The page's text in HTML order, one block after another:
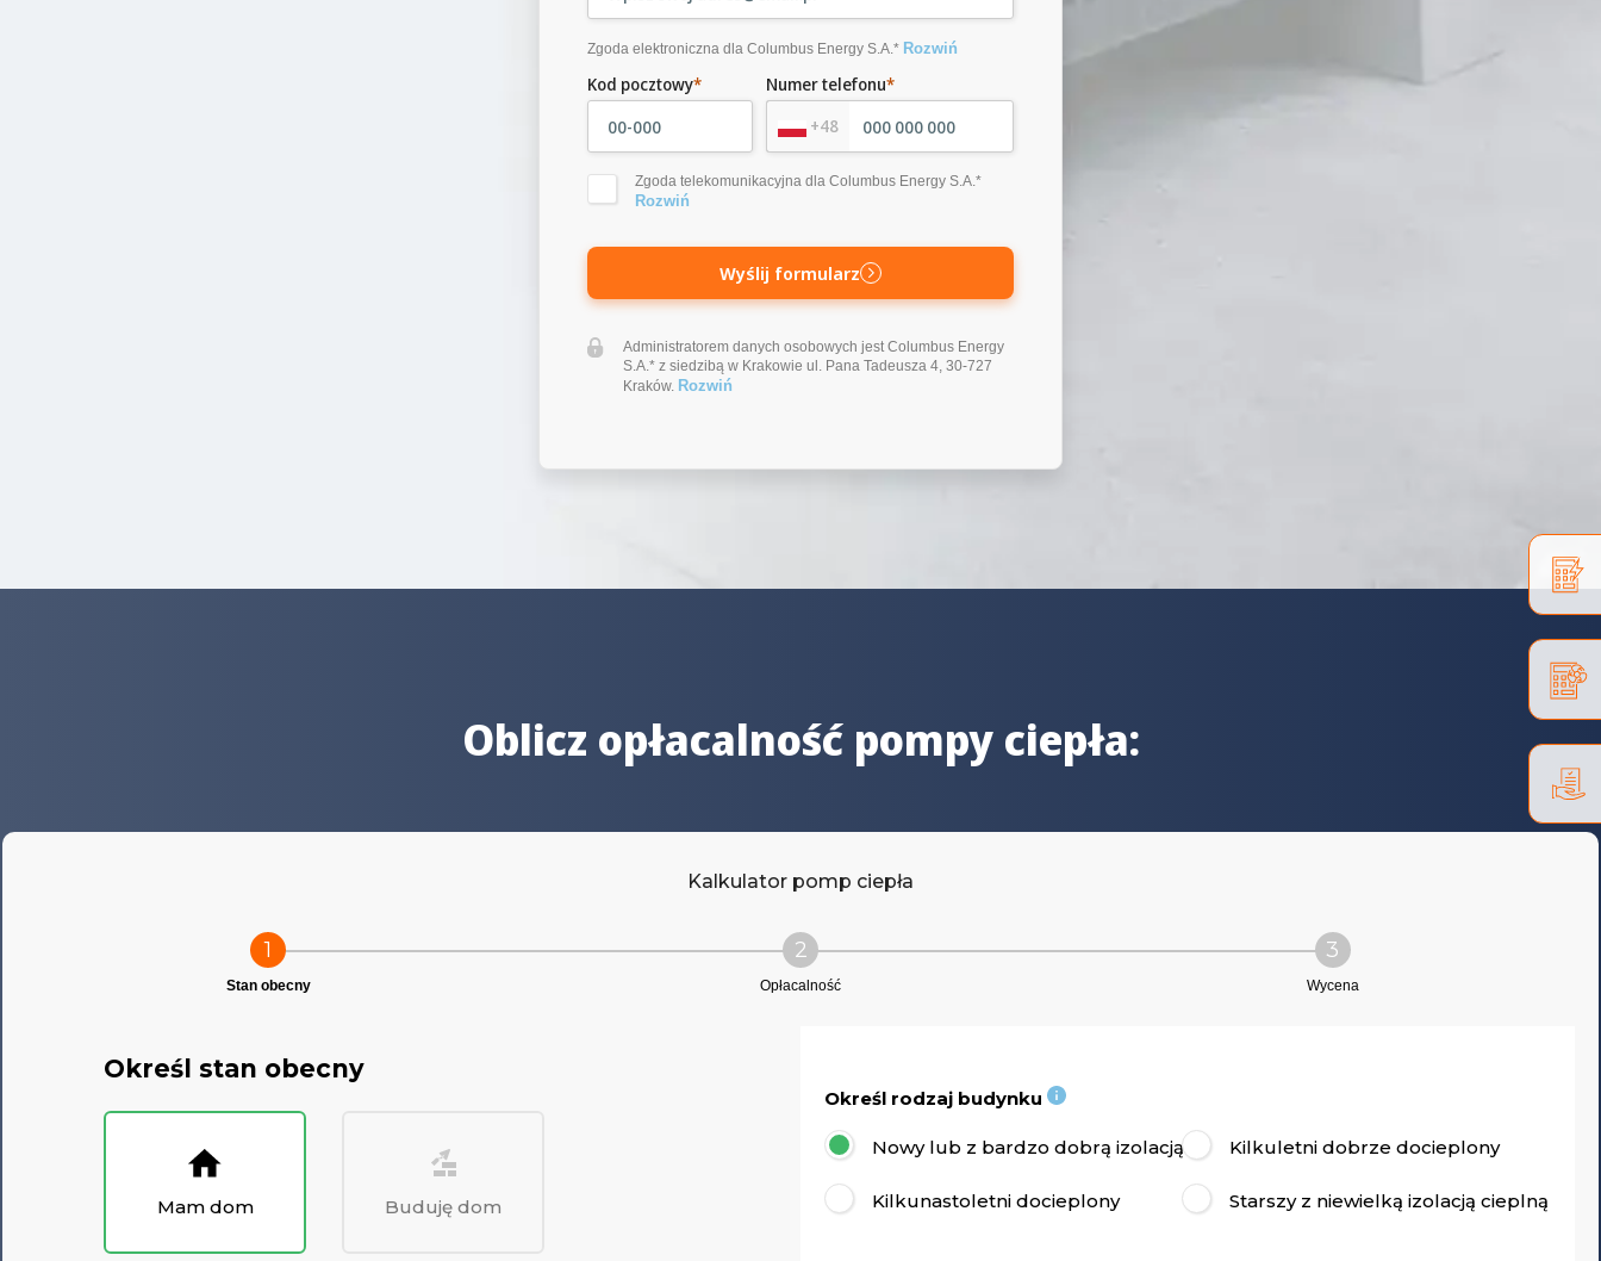
Zgoda elektroniczna dla Columbus Energy S.A.* Rozwiń
Kod pocztowy* Numer telefonu*
+48
Zgoda telekomunikacyjna dla Columbus Energy S.A.*
Rozwiń
Wyślij formularz
Administratorem danych osobowych jest Columbus Energy
S.A.* z siedzibą w Krakowie ul. Pana Tadeusza 4, 30-727
Kraków. Rozwiń
Oblicz opłacalność pompy ciepła:
Kalkulator pomp ciepła
1
Stan obecny
2
Opłacalność
3
Wycena
Określ stan obecny
Mam dom Buduję dom
Określ rodzaj budynku
Nowy lub z bardzo dobrą izolacją Kilkuletni dobrze docieplony
Kilkunastoletni docieplony Starszy z niewielką izolacją cieplną